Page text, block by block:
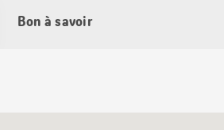
Bon à savoir